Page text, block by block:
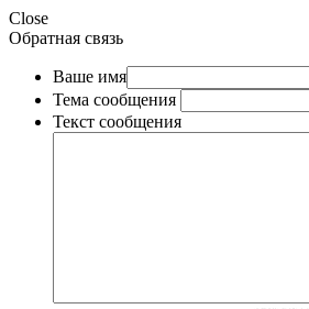
Close
Обратная связь
Ваше имя
Тема сообщения
Текст сообщения